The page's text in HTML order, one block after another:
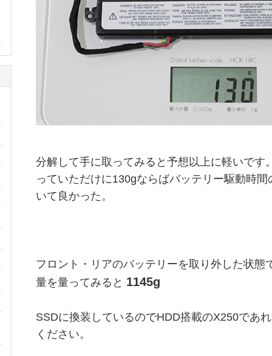
分解して手に取ってみると予想以上に軽いです
っていただけに130gならばバッテリー駆動時
いて良かった。
フロント・リアのバッテリーを取り外した状態
量を量ってみると 1145g
SSDに換装しているのでHDD搭載のX250であ
ください。